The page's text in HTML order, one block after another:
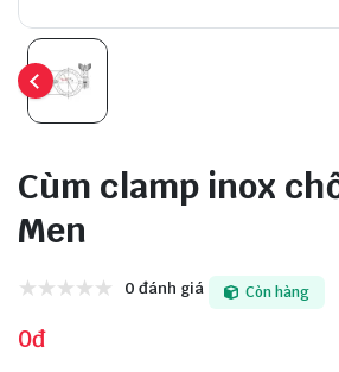
Cùm clamp inox
Men
0 đánh giá Còn hàng
0đ